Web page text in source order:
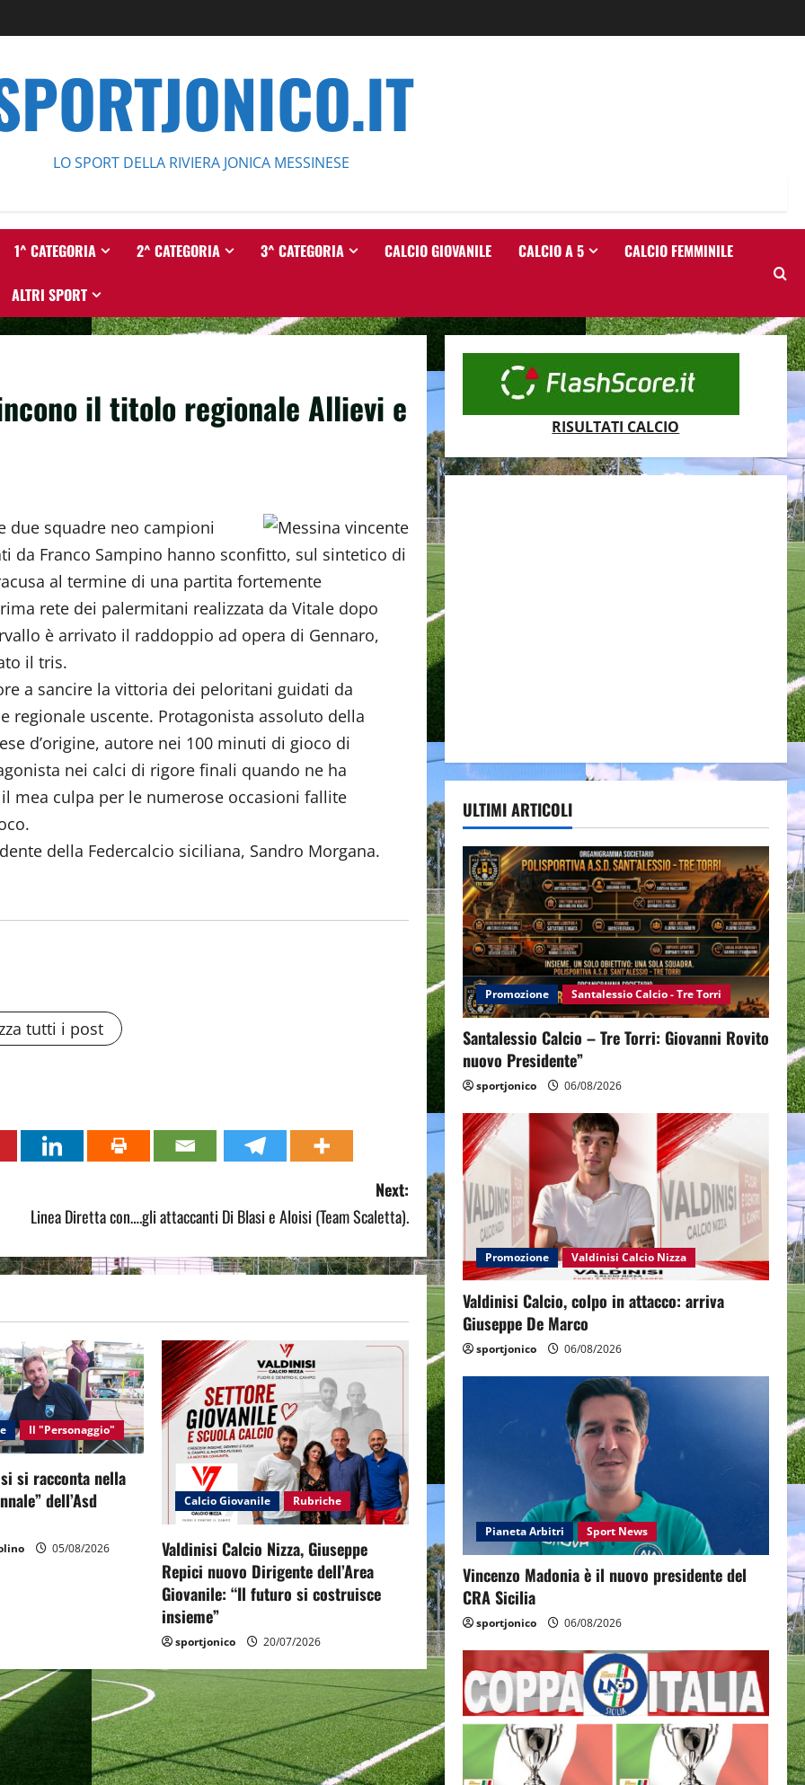
LO SPORT DELLA RIVIERA JONICA MESSINESE
1^ CATEGORIA 2^ CATEGORIA 3^ CATEGORIA CALCIO GIOVANILE CALCIO A 5 CALCIO FEMMINILE
ALTRI SPORT
il titolo regionale Allievi e
due squadre neo campioni
da Franco Sampino hanno sconfitto, sul sintetico di
al termine di una partita fortemente
rete dei palermitani realizzata da Vitale dopo
è arrivato il raddoppio ad opera di Gennaro,
il tris.
a sancire la vittoria dei peloritani guidati da
regionale uscente. Protagonista assoluto della
d’origine, autore nei 100 minuti di gioco di
nei calci di rigore finali quando ne ha
mea culpa per le numerose occasioni fallite
della Federcalcio siciliana, Sandro Morgana.
tutti i post
Next:
Linea Diretta con….gli attaccanti Di Blasi e Aloisi (Team Scaletta).
Il "Personaggio"
si racconta nella
dell’Asd
05/08/2026
Calcio Giovanile Rubriche
Valdinisi Calcio Nizza, Giuseppe
Repici nuovo Dirigente dell’Area
Giovanile: “Il futuro si costruisce
insieme”
sportjonico 20/07/2026
RISULTATI CALCIO
ULTIMI ARTICOLI
Promozione Santalessio Calcio - Tre Torri
Santalessio Calcio – Tre Torri: Giovanni Rovito
nuovo Presidente”
sportjonico 06/08/2026
Promozione Valdinisi Calcio Nizza
Valdinisi Calcio, colpo in attacco: arriva
Giuseppe De Marco
sportjonico 06/08/2026
Pianeta Arbitri Sport News
Vincenzo Madonia è il nuovo presidente del
CRA Sicilia
sportjonico 06/08/2026